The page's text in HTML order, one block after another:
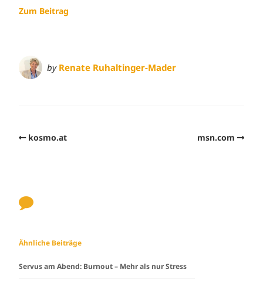
Zum Beitrag
by Renate Ruhaltinger-Mader
kosmo.at msn.com
Ähnliche Beiträge
Servus am Abend: Burnout – Mehr als nur Stress